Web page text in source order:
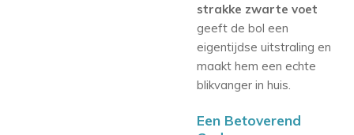
strakke zwarte voet
geeft de bol een
eigentijdse uitstraling en
maakt hem een echte
blikvanger in huis.
Een Betoverend